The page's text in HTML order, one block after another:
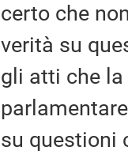
certo che
verità su
gli atti che
su questioni